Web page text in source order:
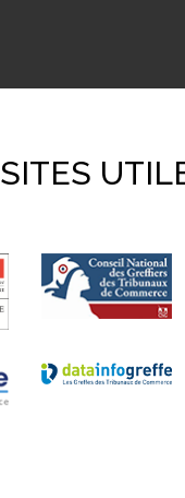
SITES